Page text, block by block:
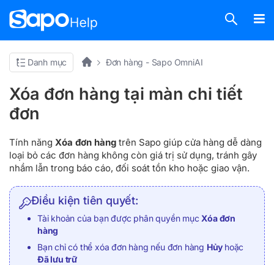
Danh mục Đơn hàng - Sapo OmniAI
Xóa đơn hàng tại màn chi tiết
đơn
Tính năng Xóa đơn hàng trên Sapo giúp cửa hàng dễ dàng
loại bỏ các đơn hàng không còn giá trị sử dụng, tránh gây
nhầm lẫn trong báo cáo, đối soát tồn kho hoặc giao vận.
Điều kiện tiên quyết:
Tài khoản của bạn được phân quyền mục Xóa đơn
hàng
Bạn chỉ có thể xóa đơn hàng nếu đơn hàng Hủy hoặc
Đã lưu trữ